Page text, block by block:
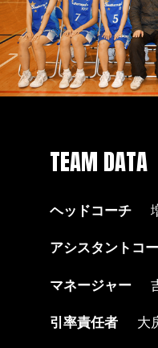
TEAM DATA
ヘッドコーチ
アシスタントコ
マネージャー
引率責任者
大